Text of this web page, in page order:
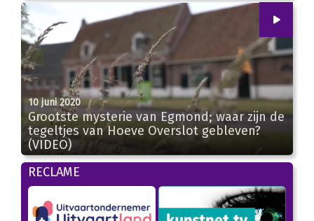
00:00
02:05
10 juni 2020
Grootste mysterie van Egmond; waar zijn de
tegeltjes van Hoeve Overslot gebleven?
(VIDEO)
RECLAME